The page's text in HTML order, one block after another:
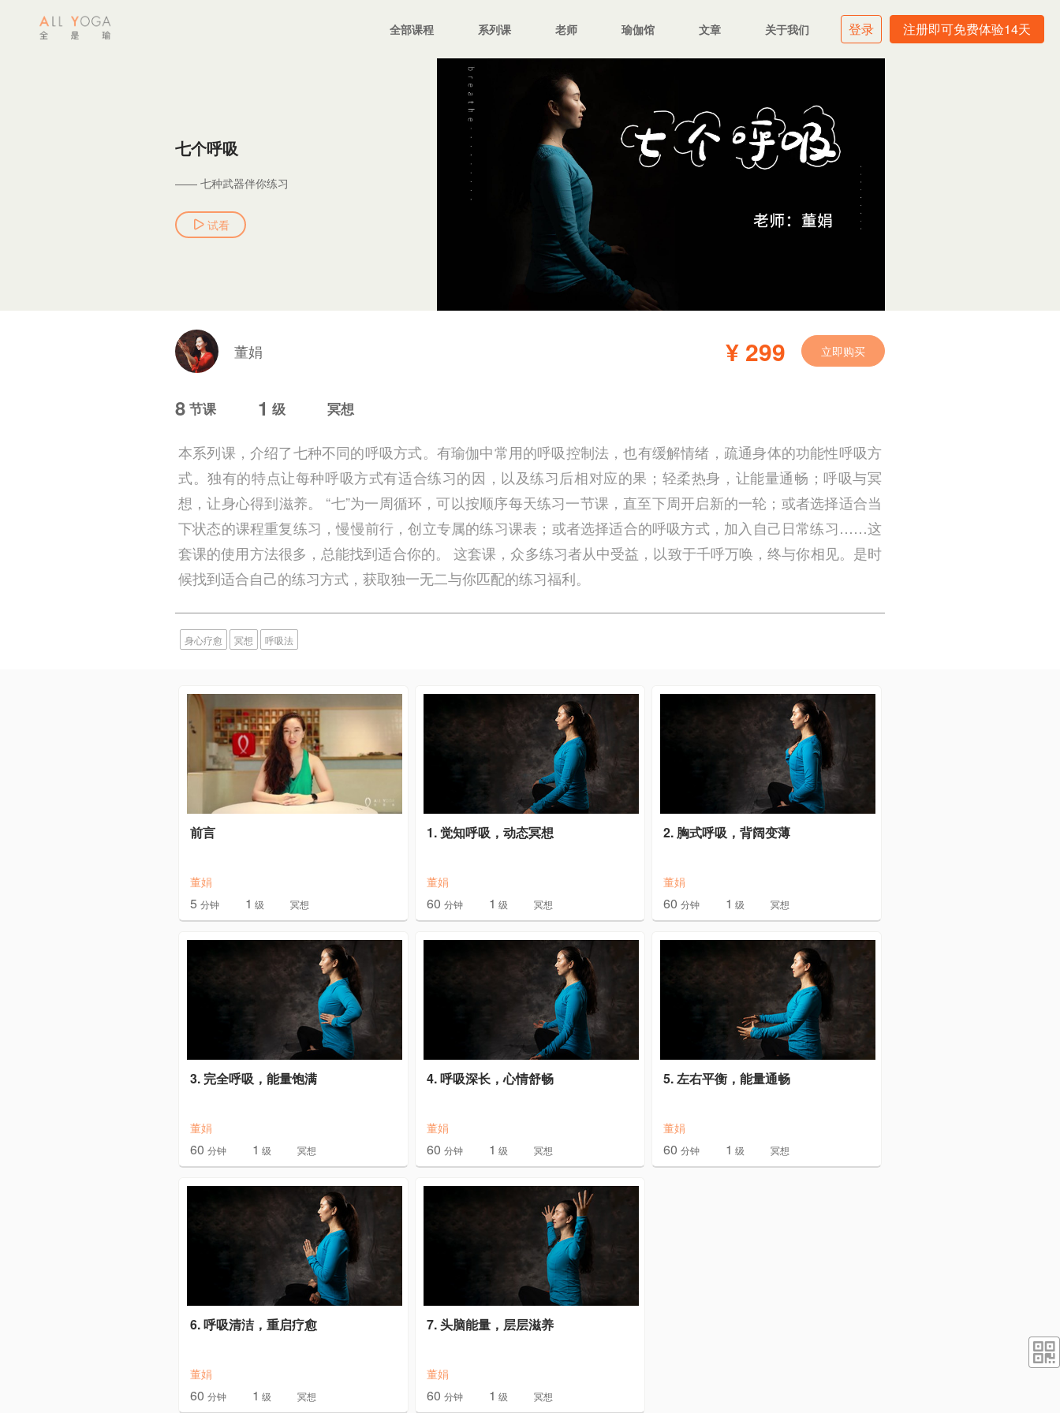
全部课程 系列课 老师 瑜伽馆 文章 关于我们 登录 注册即可免费体验14天
七个呼吸
—— 七种武器伴你练习
试看
董娟 立即购买
¥ 299
8 节课 1 级 冥想
本系列课，介绍了七种不同的呼吸方式。有瑜伽中常用的呼吸控制法，也有缓解情绪，疏通身体的功能性呼吸方
式。独有的特点让每种呼吸方式有适合练习的因，以及练习后相对应的果；轻柔热身，让能量通畅；呼吸与冥
想，让身心得到滋养。 “七”为一周循环，可以按顺序每天练习一节课，直至下周开启新的一轮；或者选择适合当
下状态的课程重复练习，慢慢前行，创立专属的练习课表；或者选择适合的呼吸方式，加入自己日常练习……这
套课的使用方法很多，总能找到适合你的。 这套课，众多练习者从中受益，以致于千呼万唤，终与你相见。是时
候找到适合自己的练习方式，获取独一无二与你匹配的练习福利。
身心疗愈 冥想 呼吸法
前言
董娟
5 分钟 1 级 冥想
1. 觉知呼吸，动态冥想
董娟
60 分钟 1 级 冥想
2. 胸式呼吸，背阔变薄
董娟
60 分钟 1 级 冥想
3. 完全呼吸，能量饱满
董娟
60 分钟 1 级 冥想
4. 呼吸深长，心情舒畅
董娟
60 分钟 1 级 冥想
5. 左右平衡，能量通畅
董娟
60 分钟 1 级 冥想
6. 呼吸清洁，重启疗愈
董娟
60 分钟 1 级 冥想
7. 头脑能量，层层滋养
董娟
60 分钟 1 级 冥想